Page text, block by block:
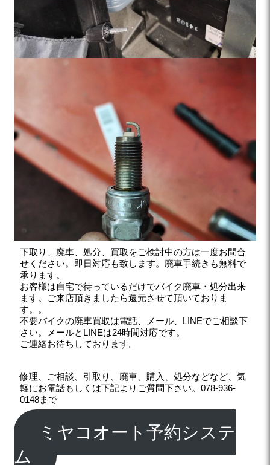
下取り、廃車、処分、買取をご検討中の方は一度お問合
せください。即日対応も致します。廃車手続きも無料で
承ります。
お客様は自宅で待っているだけでバイク廃車・処分出来
ます。ご来店頂きましたら還元させて頂いておりま
す。。
不要バイクの廃車買取は電話、メール、LINEでご相談下
さい。メールとLINEは24時間対応です。
ご連絡お待ちしております。
修理、ご相談、引取り、廃車、購入、処分などなど、気
軽にお電話もしくは下記よりご質問下さい。078-936-
0148まで
ミヤコオート予約システ
ム